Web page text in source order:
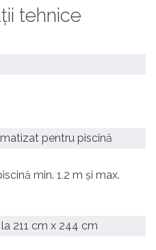
tehnice
pentru piscină
min. 1.2 m și max.
211 cm x 244 cm